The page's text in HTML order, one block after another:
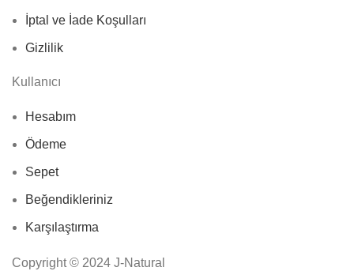
İptal ve İade Koşulları
Gizlilik
Kullanıcı
Hesabım
Ödeme
Sepet
Beğendikleriniz
Karşılaştırma
Copyright © 2024 J-Natural